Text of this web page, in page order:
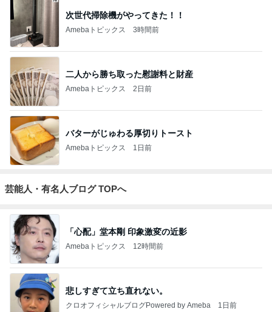
次世代掃除機がやってきた！！
Amebaトピックス 3時間前
二人から勝ち取った慰謝料と財産
Amebaトピックス 2日前
バターがじゅわる厚切りトースト
Amebaトピックス 1日前
芸能人・有名人ブログ TOPへ
「心配」堂本剛 印象激変の近影
Amebaトピックス 12時間前
悲しすぎて立ち直れない。
クロオフィシャルブログPowered by Ameba 1日前